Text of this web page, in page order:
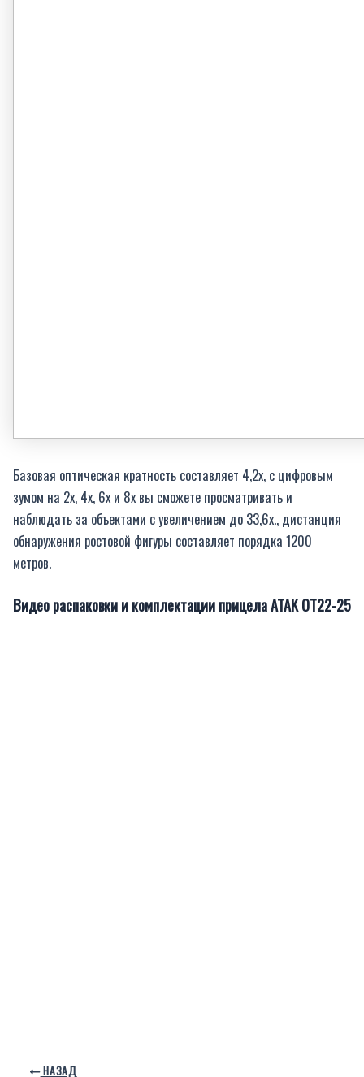
Базовая оптическая кратность составляет 4,2x, с цифровым
зумом на 2x, 4x, 6x и 8x вы сможете просматривать и
наблюдать за объектами с увеличением до 33,6х., дистанция
обнаружения ростовой фигуры составляет порядка 1200
метров.
Видео распаковки и комплектации прицела ATAK OT22-25
НАЗАД